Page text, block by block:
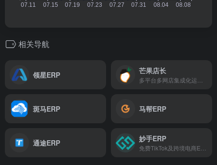
相关导航
领星ERP 芒果店长
斑马ERP 马帮ERP
通途ERP 妙手ERP